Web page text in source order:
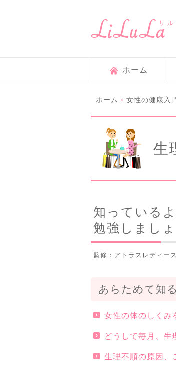
ホーム
ホーム > 女性の健康入
生
知っている
勉強しまし
監修：アトラスレディー
あらためて知
女性の体のしくみ
どうして毎月、生
生理不順の原因、